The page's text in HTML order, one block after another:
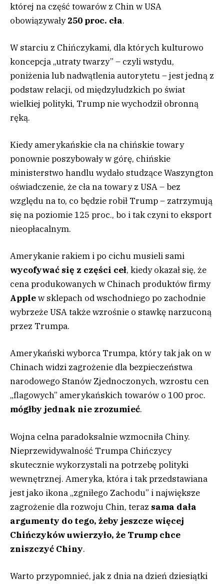
której na część towarów z Chin w USA
obowiązywały250 proc. cła.
W starciu z Chińczykami, dla których kulturowo
koncepcja „utraty twarzy” – czyli wstydu,
poniżenia lub nadwątlenia autorytetu – jest jedną z
podstaw relacji, od międzyludzkich po świat
wielkiej polityki, Trump nie wychodził obronną
ręką.
Kiedy amerykańskie cła na chińskie towary
ponownie poszybowały w górę, chińskie
ministerstwo handlu wydało studzące Waszyngton
oświadczenie, że cła na towary z USA – bez
względu na to, co będzie robił Trump – zatrzymują
się na poziomie 125 proc., bo i tak czyni to eksport
nieopłacalnym.
Amerykanie rakiem i po cichu musieli sami
wycofywać się z części ceł, kiedy okazał się, że
cena produkowanych w Chinach produktów firmy
Applew sklepach od wschodniego po zachodnie
wybrzeże USA także wzrośnie o stawkę narzuconą
przez Trumpa.
Amerykański wyborca Trumpa, który tak jak on w
Chinach widzi zagrożenie dla bezpieczeństwa
narodowego Stanów Zjednoczonych, wzrostu cen
„flagowych” amerykańskich towarów o 100 proc.
mógłby jednak nie zrozumieć.
Wojna celna paradoksalnie wzmocniła Chiny.
Nieprzewidywalność Trumpa Chińczycy
skutecznie wykorzystali na potrzebę polityki
wewnętrznej. Ameryka, która i tak przedstawiana
jest jako ikona „zgniłego Zachodu” i największe
zagrożenie dla rozwoju Chin, teraz sama dała
argumenty do tego, żeby jeszcze więcej
Chińczyków uwierzyło, że Trump chce
zniszczyć Chiny.
Warto przypomnieć, jak z dnia na dzień dziesiątki